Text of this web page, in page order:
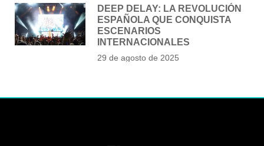
DEEP DELAY: LA REVOLUCIÓN
ESPAÑOLA QUE CONQUISTA
ESCENARIOS
INTERNACIONALES
29 de agosto de 2025